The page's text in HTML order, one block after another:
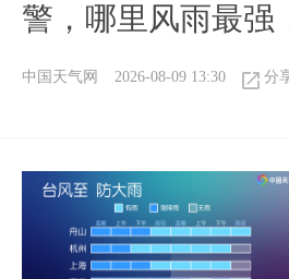
警，哪里风雨最强
中国天气网 2026-08-09 13:30 分